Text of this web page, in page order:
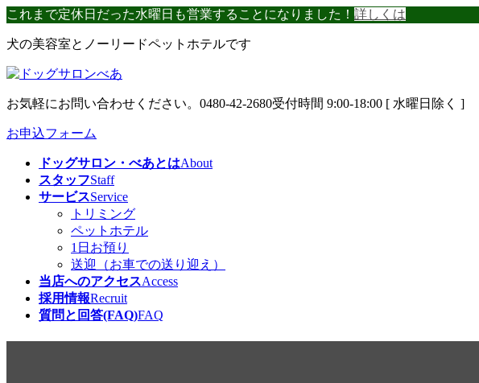
コ
テ
ン
ツ
へ
ス
キ
ナ
ゲ
ー
シ
ョ
ン
に
これまで定休日だった水曜日も営業することになりました！ 詳しくは
犬の美容室とノーリードペットホテルです
お気軽にお問い合わせください。 0480-42-2680受付時間 9:00-18:00 [ 水曜日除く ]
お申込フォーム
ドッグサロン・べあとはAbout
スタッフStaff
サービスService
トリミング
ペットホテル
1日お預り
送迎（お車での送り迎え）
当店へのアクセスAccess
採用情報Recruit
質問と回答(FAQ)FAQ